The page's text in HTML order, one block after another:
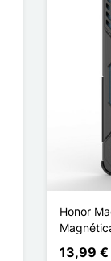
Honor
13,99 €